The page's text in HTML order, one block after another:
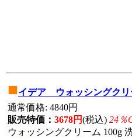
■イデア ウォッシングクリ
通常価格: 4840円
販売特価： 3678円(税込) 24％
ウォッシングクリーム 100g